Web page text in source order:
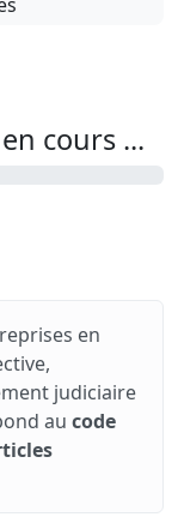
cours ...
en
judiciaire
au code